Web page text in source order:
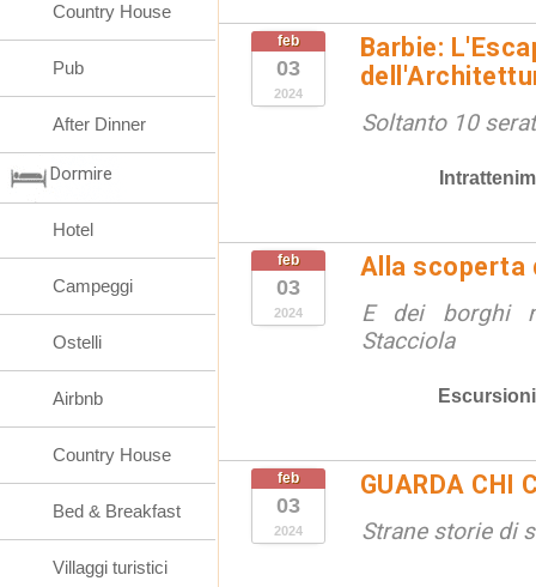
feb
03
2024
Barbie:
Soltanto 10
feb
03
2024
Alla scoperta
E dei borghi
Stacciola
Escursioni
feb
03
2024
GUARDA CHI
Strane storie di
Country House
Pub
After Dinner
Dormire
Hotel
Campeggi
Ostelli
Airbnb
Country House
Bed & Breakfast
Villaggi turistici